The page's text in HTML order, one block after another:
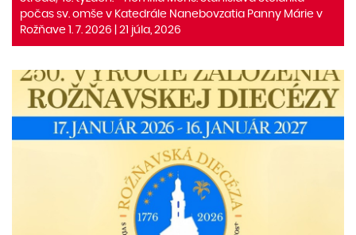
počas sv. omše v Katedrále Nanebovzatia Panny Márie v
Rožňave 1. 7. 2026 | 21 júla, 2026